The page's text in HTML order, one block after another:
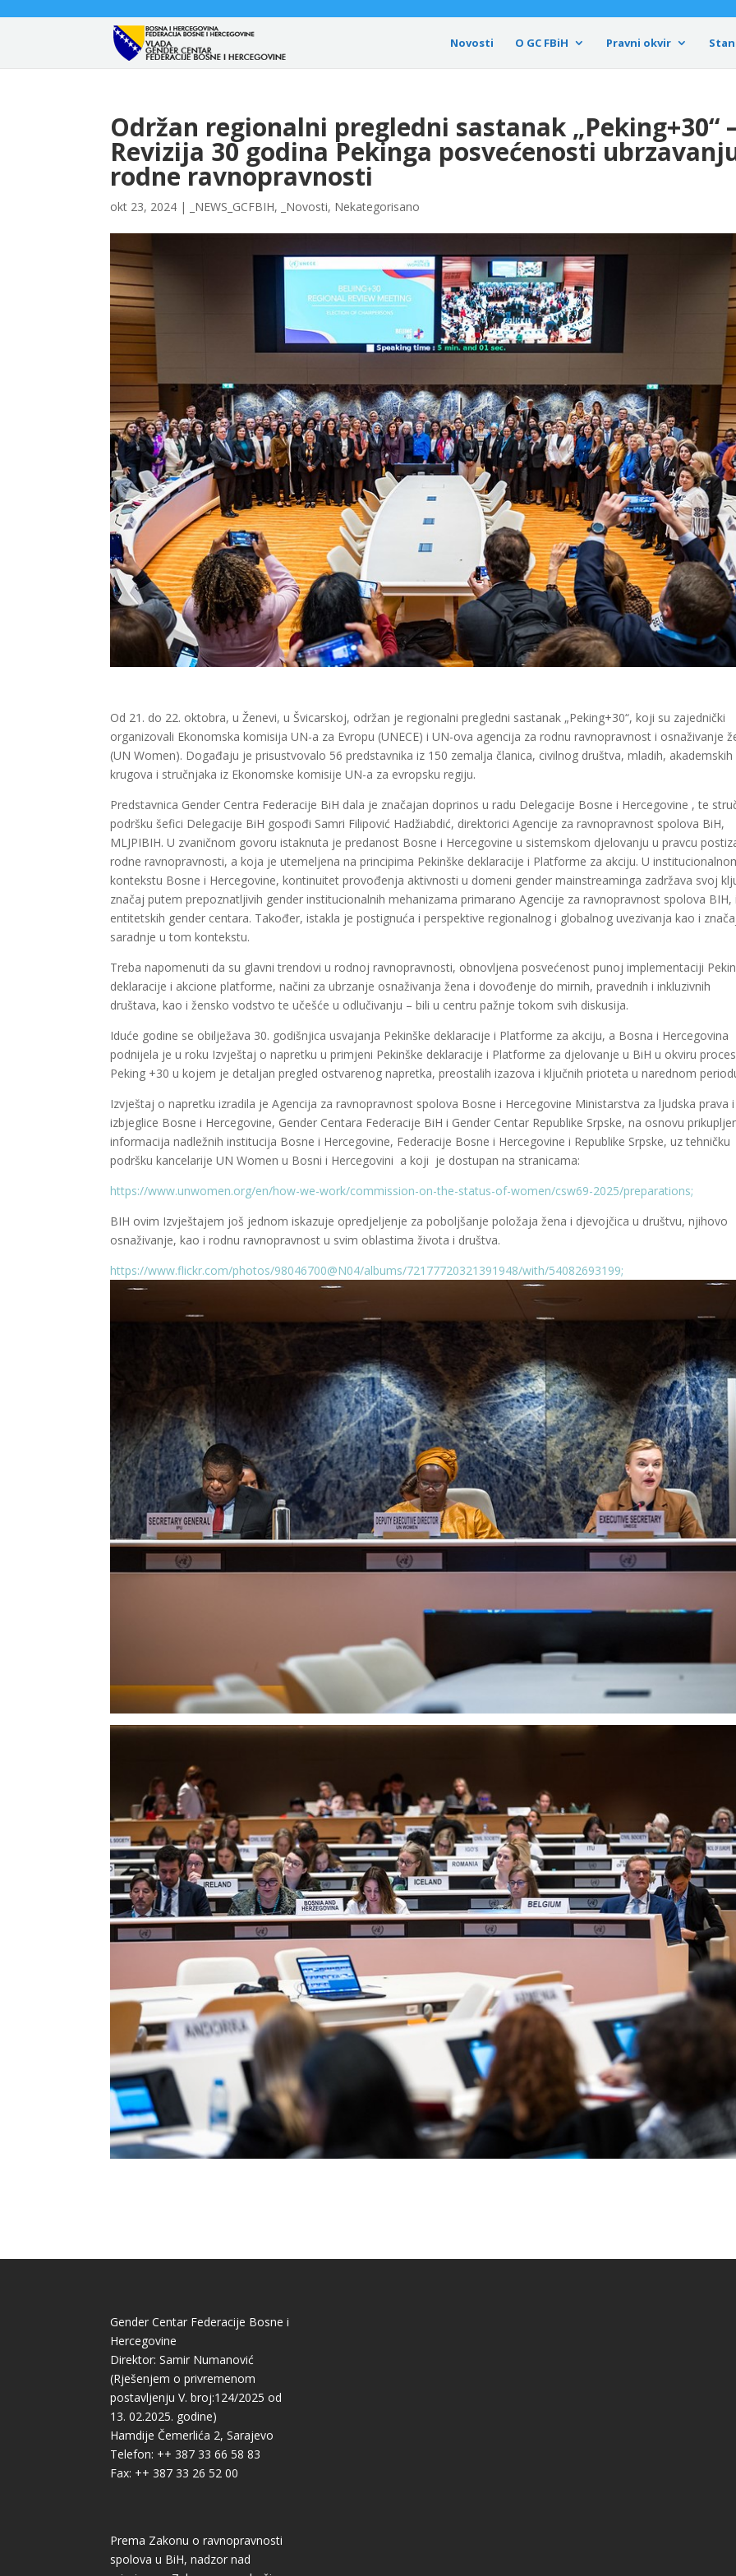
Novosti O GC FBiH Pravni okvir
Održan regionalni pregledni sastanak „Peking+30“
Revizija 30 godina Pekinga posvećenosti
rodne ravnopravnosti
okt 23, 2024 | _NEWS_GCFBIH, _Novosti, Nekategorisano
Od 21. do 22. oktobra, u Ženevi, u Švicarskoj, održan je regionalni pregledni sastanak „Peking+30“, koji su zajednički
organizovali Ekonomska komisija UN-a za Evropu (UNECE) i UN-ova agencija za rodnu ravnopravnost i osnaživanje
(UN Women). Događaju je prisustvovalo 56 predstavnika iz 150 zemalja članica, civilnog društva, mladih, akademskih
krugova i stručnjaka iz Ekonomske komisije UN-a za evropsku regiju.
Predstavnica Gender Centra Federacije BiH dala je značajan doprinos u radu Delegacije Bosne i Hercegovine , te
podršku šefici Delegacije BiH gospođi Samri Filipović Hadžiabdić, direktorici Agencije za ravnopravnost spolova BiH,
MLJPIBIH. U zvaničnom govoru istaknuta je predanost Bosne i Hercegovine u sistemskom djelovanju u pravcu
rodne ravnopravnosti, a koja je utemeljena na principima Pekinške deklaracije i Platforme za akciju. U
kontekstu Bosne i Hercegovine, kontinuitet provođenja aktivnosti u domeni gender mainstreaminga zadržava svoj
značaj putem prepoznatljivih gender institucionalnih mehanizama primarano Agencije za ravnopravnost spolova BIH,
entitetskih gender centara. Također, istakla je postignuća i perspektive regionalnog i globalnog uvezivanja kao i
saradnje u tom kontekstu.
Treba napomenuti da su glavni trendovi u rodnoj ravnopravnosti, obnovljena posvećenost punoj implementaciji
deklaracije i akcione platforme, načini za ubrzanje osnaživanja žena i dovođenje do mirnih, pravednih i inkluzivnih
društava, kao i žensko vodstvo te učešće u odlučivanju – bili u centru pažnje tokom svih diskusija.
Iduće godine se obilježava 30. godišnjica usvajanja Pekinške deklaracije i Platforme za akciju, a Bosna i Hercegovina
podnijela je u roku Izvještaj o napretku u primjeni Pekinške deklaracije i Platforme za djelovanje u BiH u okviru
Peking +30 u kojem je detaljan pregled ostvarenog napretka, preostalih izazova i ključnih prioteta u narednom
Izvještaj o napretku izradila je Agencija za ravnopravnost spolova Bosne i Hercegovine Ministarstva za ljudska prava i
izbjeglice Bosne i Hercegovine, Gender Centara Federacije BiH i Gender Centar Republike Srpske, na osnovu
informacija nadležnih institucija Bosne i Hercegovine, Federacije Bosne i Hercegovine i Republike Srpske, uz tehničku
podršku kancelarije UN Women u Bosni i Hercegovini a koji je dostupan na stranicama:
https://www.unwomen.org/en/how-we-work/commission-on-the-status-of-women/csw69-2025/preparations;
BIH ovim Izvještajem još jednom iskazuje opredjeljenje za poboljšanje položaja žena i djevojčica u društvu, njihovo
osnaživanje, kao i rodnu ravnopravnost u svim oblastima života i društva.
https://www.flickr.com/photos/98046700@N04/albums/72177720321391948/with/54082693199;
Gender Centar Federacije Bosne i
Hercegovine
Direktor: Samir Numanović
(Rješenjem o privremenom
postavljenju V. broj:124/2025 od
13. 02.2025. godine)
Hamdije Čemerlića 2, Sarajevo
Telefon: ++ 387 33 66 58 83
Fax: ++ 387 33 26 52 00
Prema Zakonu o ravnopravnosti
spolova u BiH, nadzor nad